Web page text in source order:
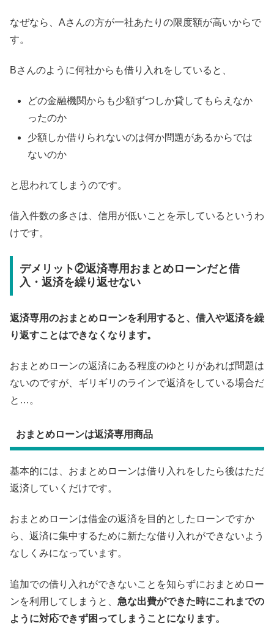
なぜなら、Aさんの方が一社あたりの限度額が高いからで
す。
Bさんのように何社からも借り入れをしていると、
どの金融機関からも少額ずつしか貸してもらえなか
ったのか
少額しか借りられないのは何か問題があるからでは
ないのか
と思われてしまうのです。
借入件数の多さは、信用が低いことを示しているというわ
けです。
デメリット②返済専用おまとめローンだと借
入・返済を繰り返せない
返済専用のおまとめローンを利用すると、借入や返済を繰
り返すことはできなくなります。
おまとめローンの返済にある程度のゆとりがあれば問題は
ないのですが、ギリギリのラインで返済をしている場合だ
と…。
おまとめローンは返済専用商品
基本的には、おまとめローンは借り入れをしたら後はただ
返済していくだけです。
おまとめローンは借金の返済を目的としたローンですか
ら、返済に集中するために新たな借り入れができないよう
なしくみになっています。
追加での借り入れができないことを知らずにおまとめロー
ンを利用してしまうと、 急な出費ができた時にこれまでの
ように対応できず困ってしまうことになります。